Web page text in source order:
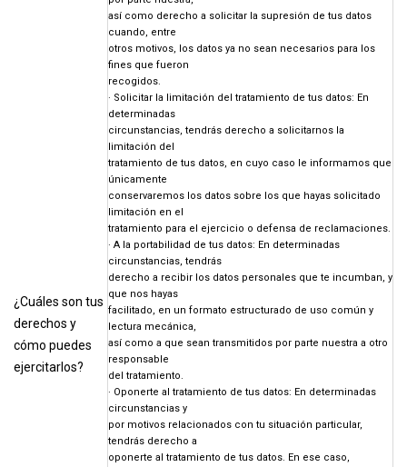
¿Cuáles son tus
derechos y
cómo puedes
ejercitarlos?
así como derecho a solicitar la supresión de tus datos
cuando, entre
otros motivos, los datos ya no sean necesarios para los
fines que fueron
recogidos.
· Solicitar la limitación del tratamiento de tus datos: En
determinadas
circunstancias, tendrás derecho a solicitarnos la
limitación del
tratamiento de tus datos, en cuyo caso le informamos que
únicamente
conservaremos los datos sobre los que hayas solicitado
limitación en el
tratamiento para el ejercicio o defensa de reclamaciones.
· A la portabilidad de tus datos: En determinadas
circunstancias, tendrás
derecho a recibir los datos personales que te incumban, y
que nos hayas
facilitado, en un formato estructurado de uso común y
lectura mecánica,
así como a que sean transmitidos por parte nuestra a otro
responsable
del tratamiento.
· Oponerte al tratamiento de tus datos: En determinadas
circunstancias y
por motivos relacionados con tu situación particular,
tendrás derecho a
oponerte al tratamiento de tus datos. En ese caso,